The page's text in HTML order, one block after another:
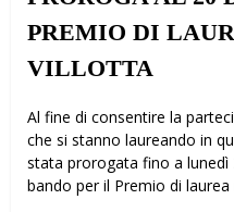
PREMIO DI
VILLOTTA
Al fine di consentire la
che si stanno laureando in
stata prorogata fino a lunedì
bando per il Premio di